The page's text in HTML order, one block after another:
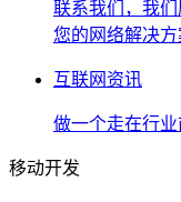
联系我们，我
您的网络解决方
互联网资讯
做一个走在行
移动开发